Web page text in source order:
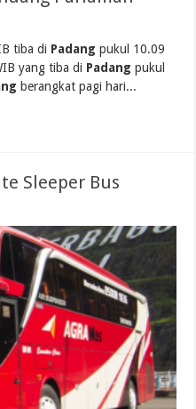
tiba di Padang pukul 10.09
yang tiba di Padang pukul
berangkat pagi hari...
Sleeper Bus